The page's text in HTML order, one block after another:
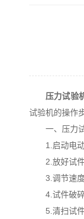
压力试验
试验机的操作
一、压力试
1.启动电动
2.放好试件
3.调节速度
4.试件破碎
5.清扫试件